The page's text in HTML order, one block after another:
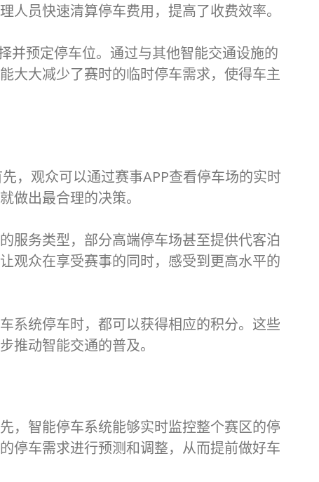
员快速清算停车费用，提高了收费效率。
并预定停车位。通过与其他智能交通设施的
大大减少了赛时的临时停车需求，使得车主
，观众可以通过赛事APP查看停车场的实时
做出最合理的决策。
服务类型，部分高端停车场甚至提供代客泊
观众在享受赛事的同时，感受到更高水平的
系统停车时，都可以获得相应的积分。这些
推动智能交通的普及。
，智能停车系统能够实时监控整个赛区的停
停车需求进行预测和调整，从而提前做好车